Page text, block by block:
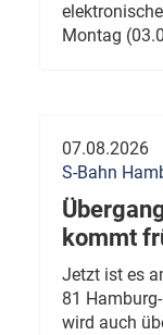
Montag
07.08.2026
S-Bahn
kommt
Jetzt ist es
81
wird auch